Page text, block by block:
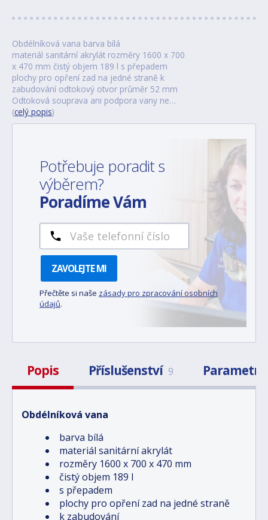
Obdélníková vana barva bílá
materiál sanitární akrylát rozměry 1600 x 700
x 470 mm čistý objem 189 l s přepadem
plochy pro opření zad na jedné straně k
zabudování odtokový otvor průměr 52 mm
Odtoková souprava ani podpora vany ne…
(celý popis)
Potřebuje poradit s
výběrem?
Poradíme Vám
ZAVOLEJTE MI
Přečtěte si naše zásady pro zpracování osobních
údajů.
Popis Příslušenství 9 Parametry
Obdélníková vana
barva bílá
materiál sanitární akrylát
rozměry 1600 x 700 x 470 mm
čistý objem 189 l
s přepadem
plochy pro opření zad na jedné straně
k zabudování